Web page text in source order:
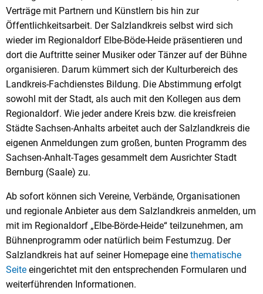
Verträge mit Partnern und Künstlern bis hin zur
Öffentlichkeitsarbeit. Der Salzlandkreis selbst wird sich
wieder im Regionaldorf Elbe-Böde-Heide präsentieren und
dort die Auftritte seiner Musiker oder Tänzer auf der Bühne
organisieren. Darum kümmert sich der Kulturbereich des
Landkreis-Fachdienstes Bildung. Die Abstimmung erfolgt
sowohl mit der Stadt, als auch mit den Kollegen aus dem
Regionaldorf. Wie jeder andere Kreis bzw. die kreisfreien
Städte Sachsen-Anhalts arbeitet auch der Salzlandkreis die
eigenen Anmeldungen zum großen, bunten Programm des
Sachsen-Anhalt-Tages gesammelt dem Ausrichter Stadt
Bernburg (Saale) zu.
Ab sofort können sich Vereine, Verbände, Organisationen
und regionale Anbieter aus dem Salzlandkreis anmelden, um
mit im Regionaldorf „Elbe-Börde-Heide“ teilzunehmen, am
Bühnenprogramm oder natürlich beim Festumzug. Der
Salzlandkreis hat auf seiner Homepage eine thematische
Seite eingerichtet mit den entsprechenden Formularen und
weiterführenden Informationen.